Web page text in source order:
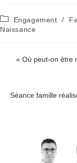
Post
category:
Engagement /
Naissance
« Où peut-on être
Séance famille